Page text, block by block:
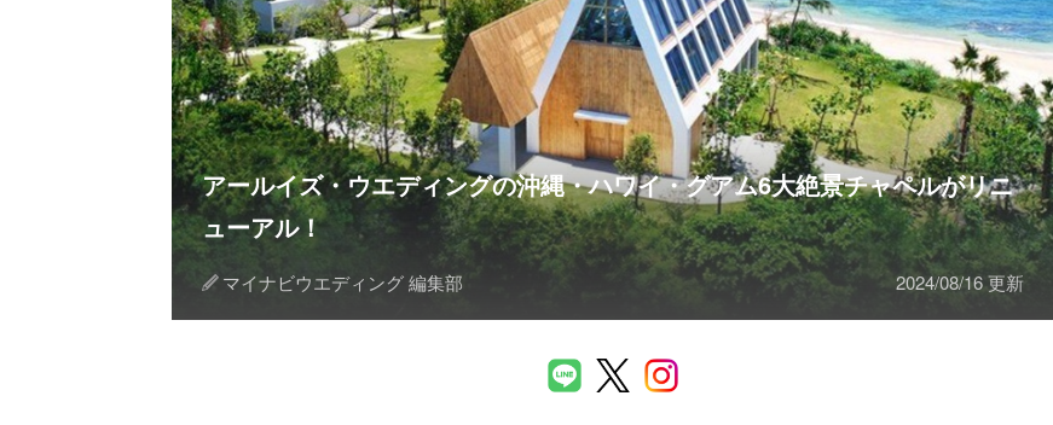
アールイズ・ウエディングの沖縄・ハワイ・グアム6大絶景チャペルがリニ
ューアル！
マイナビウエディング 編集部 2024/08/16 更新